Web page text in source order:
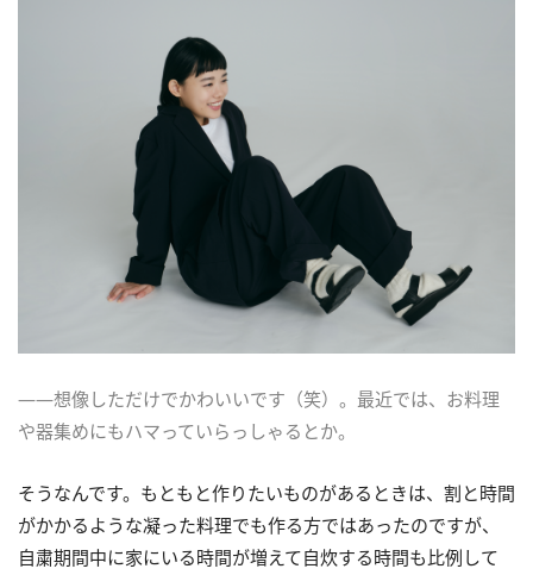
――想像しただけでかわいいです（笑）。最近では、お料理
や器集めにもハマっていらっしゃるとか。
そうなんです。もともと作りたいものがあるときは、割と時間
がかかるような凝った料理でも作る方ではあったのですが、
自粛期間中に家にいる時間が増えて自炊する時間も比例して